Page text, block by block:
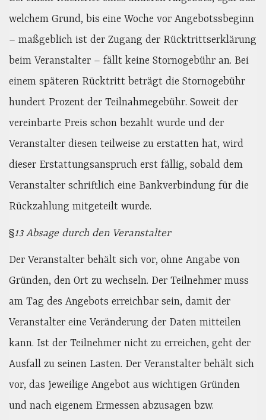
welchem Grund, bis eine Woche vor Angebotssbeginn
– maßgeblich ist der Zugang der Rücktrittserklärung
beim Veranstalter – fällt keine Stornogebühr an. Bei
einem späteren Rücktritt beträgt die Stornogebühr
hundert Prozent der Teilnahmegebühr. Soweit der
vereinbarte Preis schon bezahlt wurde und der
Veranstalter diesen teilweise zu erstatten hat, wird
dieser Erstattungsanspruch erst fällig, sobald dem
Veranstalter schriftlich eine Bankverbindung für die
Rückzahlung mitgeteilt wurde.
§13 Absage durch den Veranstalter
Der Veranstalter behält sich vor, ohne Angabe von
Gründen, den Ort zu wechseln. Der Teilnehmer muss
am Tag des Angebots erreichbar sein, damit der
Veranstalter eine Veränderung der Daten mitteilen
kann. Ist der Teilnehmer nicht zu erreichen, geht der
Ausfall zu seinen Lasten. Der Veranstalter behält sich
vor, das jeweilige Angebot aus wichtigen Gründen
und nach eigenem Ermessen abzusagen bzw.